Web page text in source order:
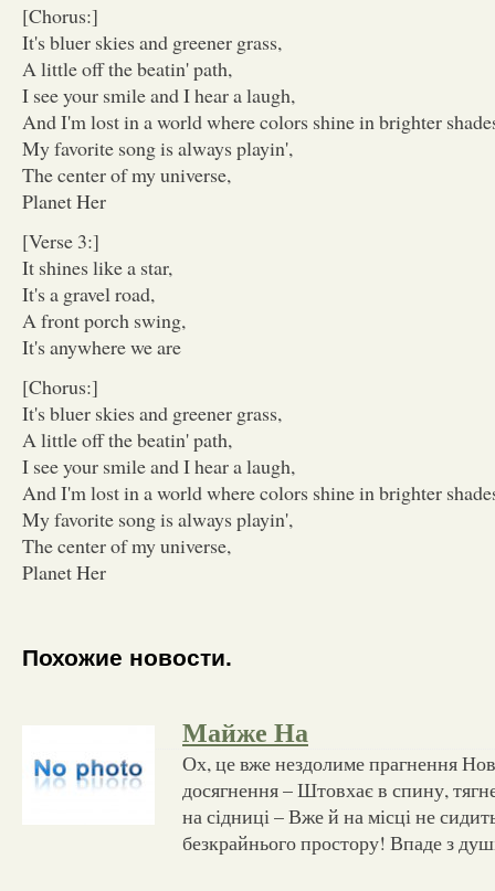
[Chorus:]
It's bluer skies and greener grass,
A little off the beatin' path,
I see your smile and I hear a laugh,
And I'm lost in a world where colors shine in brighter
My favorite song is always playin',
The center of my universe,
Planet Her
[Verse 3:]
It shines like a star,
It's a gravel road,
A front porch swing,
It's anywhere we are
[Chorus:]
It's bluer skies and greener grass,
A little off the beatin' path,
I see your smile and I hear a laugh,
And I'm lost in a world where colors shine in brighter
My favorite song is always playin',
The center of my universe,
Planet Her
Похожие новости.
Майже На
Ох, це вже нездолиме прагнення
досягнення – Штовхає в спину,
на сідниці – Вже й на місці не
безкрайнього простору! Впаде з